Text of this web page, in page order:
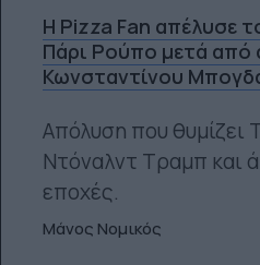
H Pizza Fan απέλυσε
Πάρι Ρούπο μετά από
Κωνσταντίνου
Απόλυση που θυμίζει
Ντόναλντ Τραμπ και
εποχές.
Μάνος Νομικός